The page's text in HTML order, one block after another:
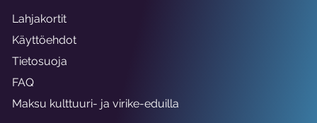
Lahjakortit
Käyttöehdot
Tietosuoja
FAQ
Maksu kulttuuri- ja virike-eduilla